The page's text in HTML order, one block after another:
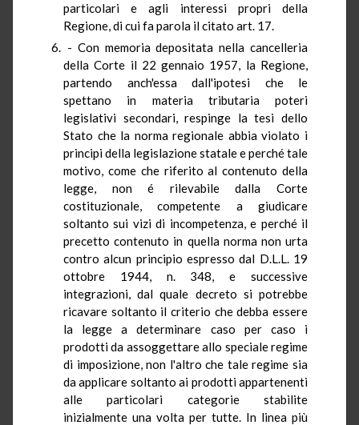
particolari e agli interessi propri della
Regione, di cui fa parola il citato art. 17.
- Con memoria depositata nella cancelleria
della Corte il 22 gennaio 1957, la Regione,
partendo anch'essa dall'ipotesi che le
spettano in materia tributaria poteri
legislativi secondari, respinge la tesi dello
Stato che la norma regionale abbia violato i
principi della legislazione statale e perché tale
motivo, come che riferito al contenuto della
legge, non é rilevabile dalla Corte
costituzionale, competente a giudicare
soltanto sui vizi di incompetenza, e perché il
precetto contenuto in quella norma non urta
contro alcun principio espresso dal D.L.L. 19
ottobre 1944, n. 348, e successive
integrazioni, dal quale decreto si potrebbe
ricavare soltanto il criterio che debba essere
la legge a determinare caso per caso i
prodotti da assoggettare allo speciale regime
di imposizione, non l'altro che tale regime sia
da applicare soltanto ai prodotti appartenenti
alle particolari categorie stabilite
inizialmente una volta per tutte. In linea più